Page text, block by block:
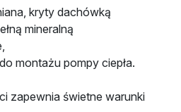
kryty dachówką
mineralną
montażu pompy ciepła.
zapewnia świetne warunki